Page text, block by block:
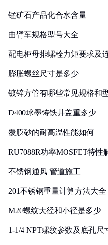
锰矿石产品化合水含量
曲臂车规格型号大全
配电柜母排螺栓力矩要求及
膨胀螺丝尺寸是多少
镀锌方管有哪些常见规格和
D400球墨铸铁井盖重多少
覆膜砂的耐高温性能如何
RU7088R功率MOSFET特
不锈钢通风 管道施工
201不锈钢重量计算方法大全
M20螺纹大径和小径是多少
1-1/4 NPT螺纹参数及底孔尺